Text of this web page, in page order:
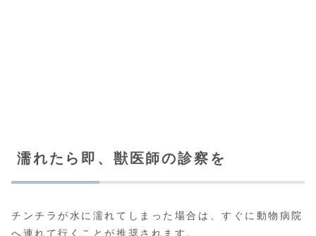
濡れたら即、獣医師の診察を
チンチラが水に濡れてしまった場合は、すぐに動物病院
へ連れて行くことが推奨されます。